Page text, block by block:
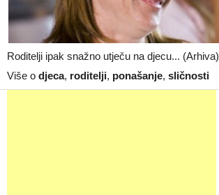
Roditelji ipak snažno utječu na djecu... (Arhiva)
Više o djeca, roditelji, ponašanje, sličnosti